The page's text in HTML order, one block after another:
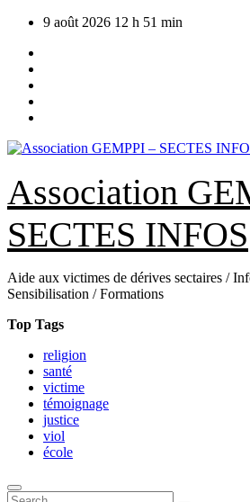
Skip
content
9 août 2026 12 h 51 min
Association
SECTES INFOS
Aide aux victimes de dérives sectaires /
Sensibilisation / Formations
Top Tags
religion
santé
victime
témoignage
justice
viol
école